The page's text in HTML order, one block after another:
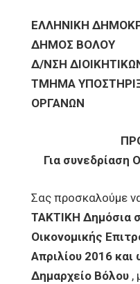
ΕΛΛΗΝΙΚΗ
ΔΗΜΟΣ ΒΟΛΟΥ
Δ/ΝΣΗ
ΤΜΗΜΑ
ΟΡΓΑΝΩΝ
Για συνεδρίαση
Σας προσκαλούμε
ΤΑΚΤΙΚΗ Δημόσια
Οικονομικής
Απριλίου 2016
Δημαρχείο Βόλου ,